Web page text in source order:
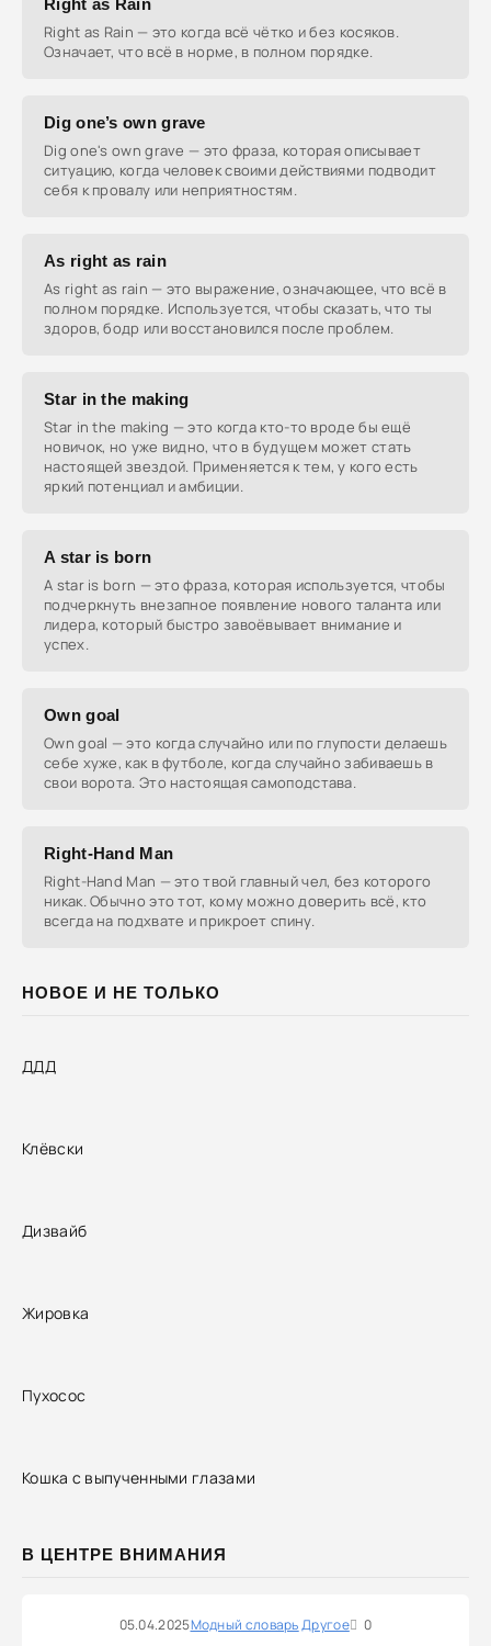
НОВОЕ И НЕ ТОЛЬКО
ДДД
Клёвски
Дизвайб
Жировка
Пухосос
Кошка с выпученными глазами
В ЦЕНТРЕ ВНИМАНИЯ
05.04.2025Модный словарьДругое 0
Right as Rain
Right as Rain — это когда всё чётко и без косяков.
Означает, что всё в норме, в полном порядке.
Dig one’s own grave
Dig one's own grave — это фраза, которая описывает
ситуацию, когда человек своими действиями подводит
себя к провалу или неприятностям.
As right as rain
As right as rain — это выражение, означающее, что всё в
полном порядке. Используется, чтобы сказать, что ты
здоров, бодр или восстановился после проблем.
Star in the making
Star in the making — это когда кто-то вроде бы ещё
новичок, но уже видно, что в будущем может стать
настоящей звездой. Применяется к тем, у кого есть
яркий потенциал и амбиции.
A star is born
A star is born — это фраза, которая используется, чтобы
подчеркнуть внезапное появление нового таланта или
лидера, который быстро завоёвывает внимание и
успех.
Own goal
Own goal — это когда случайно или по глупости делаешь
себе хуже, как в футболе, когда случайно забиваешь в
свои ворота. Это настоящая самоподстава.
Right-Hand Man
Right-Hand Man — это твой главный чел, без которого
никак. Обычно это тот, кому можно доверить всё, кто
всегда на подхвате и прикроет спину.